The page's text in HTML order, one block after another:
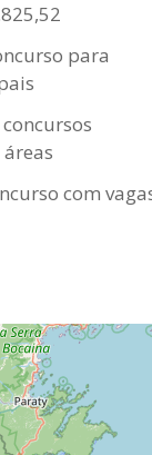
para
com